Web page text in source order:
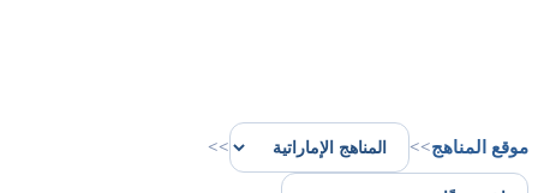
موقع المناهج>>
>>